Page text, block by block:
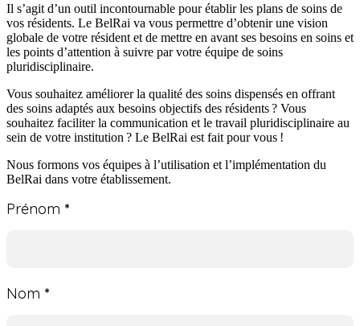
Il s’agit d’un outil incontournable pour établir les plans de soins de
vos résidents. Le BelRai va vous permettre d’obtenir une vision
globale de votre résident et de mettre en avant ses besoins en soins et
les points d’attention à suivre par votre équipe de soins
pluridisciplinaire.
Vous souhaitez améliorer la qualité des soins dispensés en offrant
des soins adaptés aux besoins objectifs des résidents ? Vous
souhaitez faciliter la communication et le travail pluridisciplinaire au
sein de votre institution ? Le BelRai est fait pour vous !
Nous formons vos équipes à l’utilisation et l’implémentation du
BelRai dans votre établissement.
FR
Prénom *
Nom *